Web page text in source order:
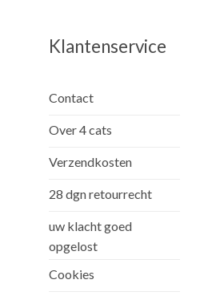
Klantenservice
Contact
Over 4 cats
Verzendkosten
28 dgn retourrecht
uw klacht goed
opgelost
Cookies